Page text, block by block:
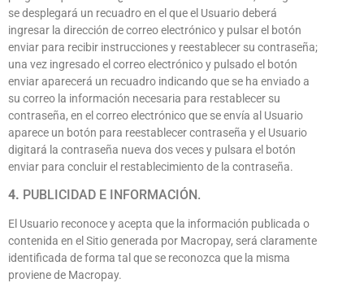
se desplegará un recuadro en el que el Usuario deberá
ingresar la dirección de correo electrónico y pulsar el botón
enviar para recibir instrucciones y reestablecer su contraseña;
una vez ingresado el correo electrónico y pulsado el botón
enviar aparecerá un recuadro indicando que se ha enviado a
su correo la información necesaria para restablecer su
contraseña, en el correo electrónico que se envía al Usuario
aparece un botón para reestablecer contraseña y el Usuario
digitará la contraseña nueva dos veces y pulsara el botón
enviar para concluir el restablecimiento de la contraseña.
4. PUBLICIDAD E INFORMACIÓN.
El Usuario reconoce y acepta que la información publicada o
contenida en el Sitio generada por Macropay, será claramente
identificada de forma tal que se reconozca que la misma
proviene de Macropay.